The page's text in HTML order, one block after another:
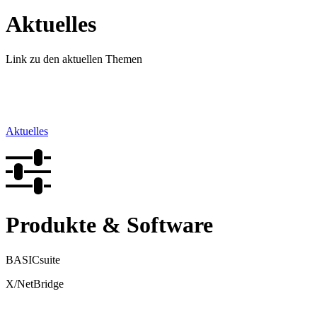
Aktuelles
Link zu den aktuellen Themen
Aktuelles
Produkte & Software
BASICsuite
X/NetBridge